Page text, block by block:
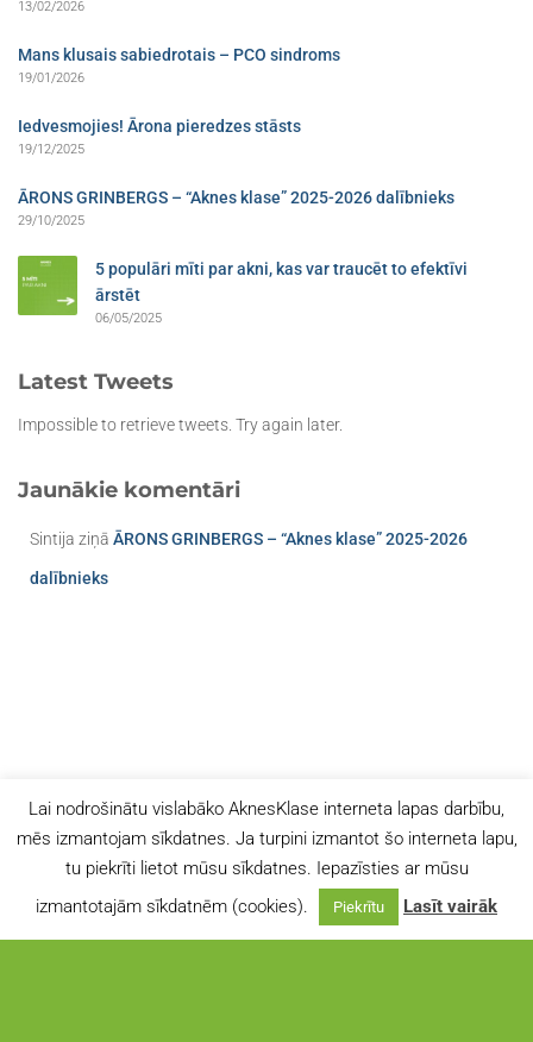
13/02/2026
Mans klusais sabiedrotais – PCO sindroms​
19/01/2026
Iedvesmojies! Ārona pieredzes stāsts
19/12/2025
ĀRONS GRINBERGS – “Aknes klase” 2025-2026 dalībnieks
29/10/2025
5 populāri mīti par akni, kas var traucēt to efektīvi
ārstēt
06/05/2025
Latest Tweets
Impossible to retrieve tweets. Try again later.
Jaunākie komentāri
Sintija ziņā ĀRONS GRINBERGS – “Aknes klase” 2025-2026
dalībnieks
Lai nodrošinātu vislabāko AknesKlase interneta lapas darbību,
mēs izmantojam sīkdatnes. Ja turpini izmantot šo interneta lapu,
tu piekrīti lietot mūsu sīkdatnes. Iepazīsties ar mūsu
izmantotajām sīkdatnēm (cookies).
Piekrītu Lasīt vairāk